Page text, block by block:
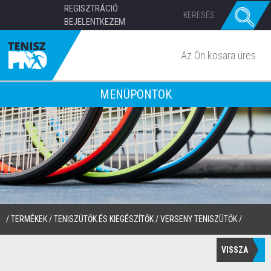
REGISZTRÁCIÓ
BEJELENTKEZEM
Az Ön kosara üres
MENÜPONTOK
/TERMÉKEK/TENISZÜTŐK ÉS KIEGÉSZÍTŐK/VERSENY TENISZÜTŐK/
VISSZA